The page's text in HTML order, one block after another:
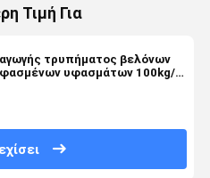
Τιμή Για
τρυπήματος βελόνων
υφασμάτων 100kg/h